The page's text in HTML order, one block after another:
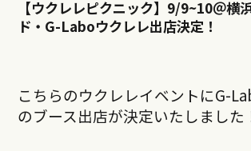
【ウクレレピクニック】9/9~10＠横
ド・G-Laboウクレレ出店決定！
こちらのウクレレイベントにG-
のブース出店が決定いたしました